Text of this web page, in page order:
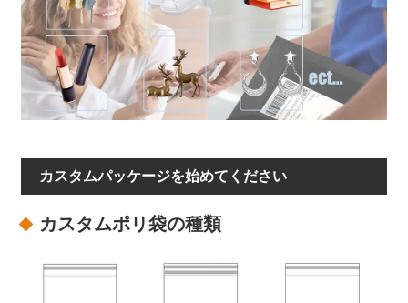
カスタムパッケージを始めてください
カスタムポリ袋の種類